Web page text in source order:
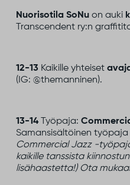
Nuorisotila SoNu on auki
Transcendent ry:n
12-13 Kaikille yhteiset
(IG: @themanninen).
13-14 Työpaja:
Samansisältöinen
Commercial Jazz -
kaikille tanssista
lisähaastetta!) Ota